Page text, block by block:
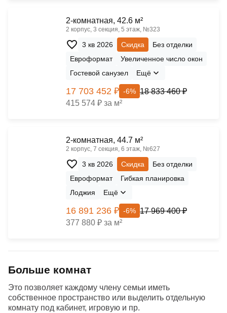
2-комнатная, 42.6 м²
2 корпус, 3 секция, 5 этаж, №323
3 кв 2026 Скидка
Без отделки
Евроформат
Увеличенное число окон
Гостевой санузел
Ещё
17 703 452 ₽ -6% 18 833 460 ₽
415 574 ₽ за м²
2-комнатная, 44.7 м²
2 корпус, 7 секция, 6 этаж, №627
3 кв 2026 Скидка
Без отделки
Евроформат
Гибкая планировка
Лоджия
Ещё
16 891 236 ₽ -6% 17 969 400 ₽
377 880 ₽ за м²
Больше комнат
Это позволяет каждому члену семьи иметь
собственное пространство или выделить отдельную
комнату под кабинет, игровую и пр.